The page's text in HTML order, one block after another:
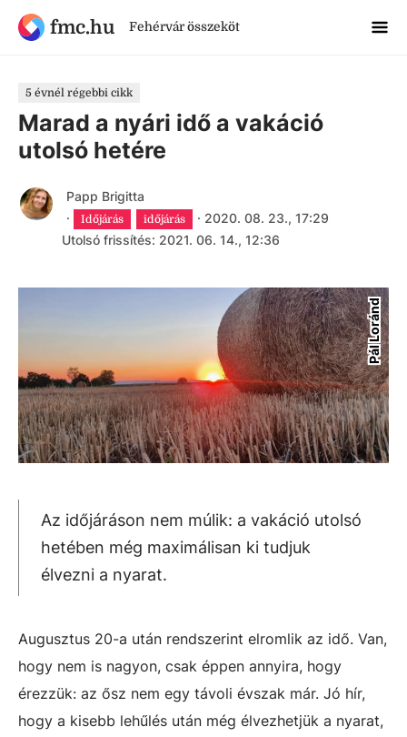
fmc.hu Fehérvár összeköt
5 évnél régebbi cikk
Marad a nyári idő a vakáció
utolsó hetére
Papp Brigitta
·
Időjárás időjárás · 2020. 08. 23., 17:29
Utolsó frissítés: 2021. 06. 14., 12:36
Pál Loránd
Az időjáráson nem múlik: a vakáció utolsó
hetében még maximálisan ki tudjuk
élvezni a nyarat.
Augusztus 20-a után rendszerint elromlik az idő. Van,
hogy nem is nagyon, csak éppen annyira, hogy
érezzük: az ősz nem egy távoli évszak már. Jó hír,
hogy a kisebb lehűlés után még élvezhetjük a nyarat,